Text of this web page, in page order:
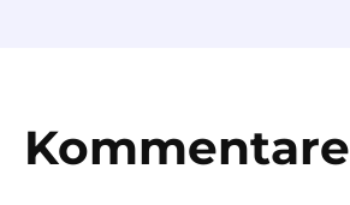
Kommentare